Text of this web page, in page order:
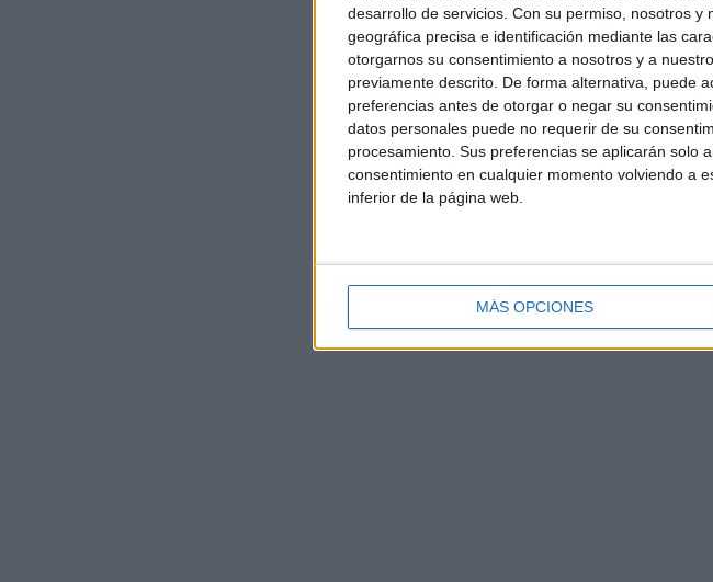
desarrollo de servicios. Con su permiso, nosotros y
geográfica precisa e identificación mediante las
otorgarnos su consentimiento a nosotros y a
previamente descrito. De forma alternativa, puede
preferencias antes de otorgar o negar su
datos personales puede no requerir de su
procesamiento. Sus preferencias se aplicarán solo
consentimiento en cualquier momento volviendo a
inferior de la página web.
MÁS OPCIONES